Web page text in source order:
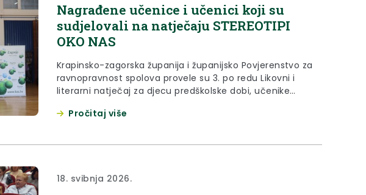
Nagrađene učenice i učenici koji su
sudjelovali na natječaju STEREOTIPI
OKO NAS
Krapinsko-zagorska županija i županijsko Povjerenstvo za
ravnopravnost spolova provele su 3. po redu Likovni i
literarni natječaj za djecu predškolske dobi, učenike
na temu STEREOTIPI OKO NAS. Natječaj je bio objavljen
priznanja i zahvalnica upriličena 14. svibnja u...
Pročitaj više
18. svibnja 2026.